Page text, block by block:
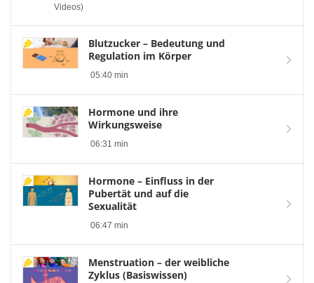
Videos)
Blutzucker – Bedeutung und
Regulation im Körper
05:40 min
Hormone und ihre
Wirkungsweise
06:31 min
Hormone – Einfluss in der
Pubertät und auf die
Sexualität
06:47 min
Menstruation – der weibliche
Zyklus (Basiswissen)